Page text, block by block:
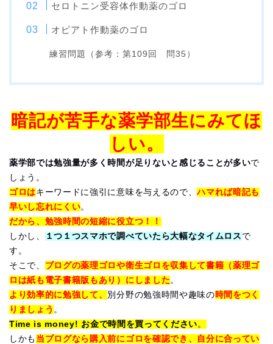
セロトニン受容体作動薬のゴロ
オピアト作動薬のゴロ
練習問題（参考：第109回 問35）
暗記が苦手な薬学部生にみてほ
しい。
薬学部では勉強量が多く時間が足りないと感じることが多いで
しょう。
ゴロはキーワードに強引に意味を与えるので、ハマれば暗記も
早いし忘れにくい。
だから、勉強時間の短縮に役立つ！！
しかし、
１つ１つスマホで調べていたら大幅なタイムロス で
す。
そこで、 ブログの薬理ゴロや衛生ゴロを収集して書籍（薬理ゴ
ロは紙も電子書籍版もあり）にしました 。
より効率的に勉強して、 別分野の勉強時間や趣味の時間をつく
りましょう 。
Time is money! お金で時間を買ってください 。
しかも 当ブログなら購入前にゴロを確認でき、自分に合ってい